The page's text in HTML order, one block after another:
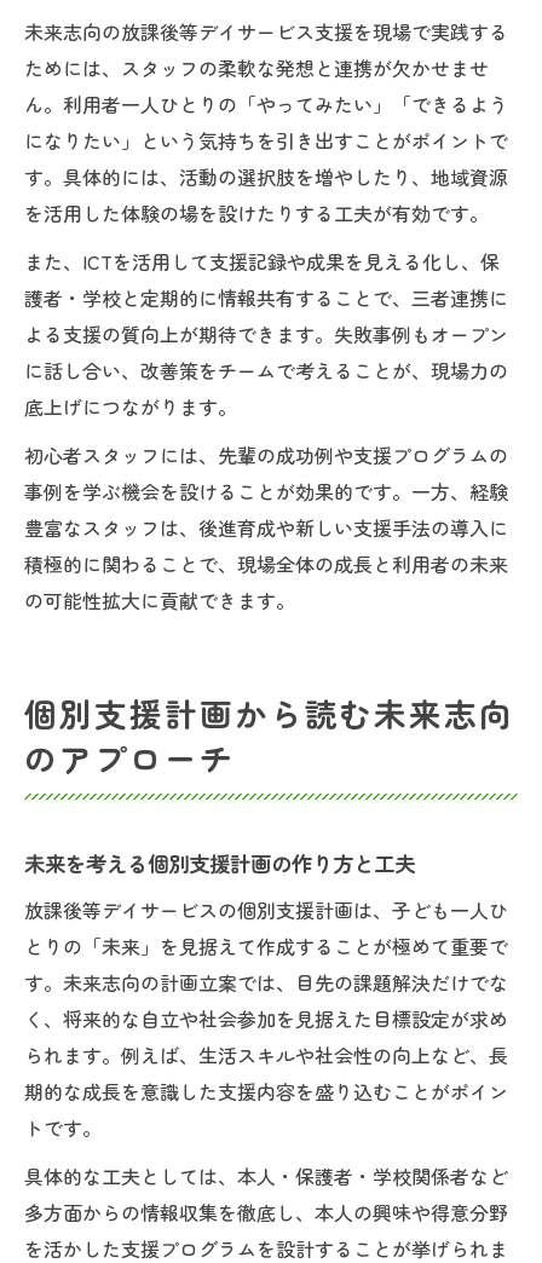
未来志向の放課後等デイサービス支援を現場で実践する
ためには、スタッフの柔軟な発想と連携が欠かせませ
ん。利用者一人ひとりの「やってみたい」「できるよう
になりたい」という気持ちを引き出すことがポイントで
す。具体的には、活動の選択肢を増やしたり、地域資源
を活用した体験の場を設けたりする工夫が有効です。
また、ICTを活用して支援記録や成果を見える化し、保
護者・学校と定期的に情報共有することで、三者連携に
よる支援の質向上が期待できます。失敗事例もオープン
に話し合い、改善策をチームで考えることが、現場力の
底上げにつながります。
初心者スタッフには、先輩の成功例や支援プログラムの
事例を学ぶ機会を設けることが効果的です。一方、経験
豊富なスタッフは、後進育成や新しい支援手法の導入に
積極的に関わることで、現場全体の成長と利用者の未来
の可能性拡大に貢献できます。
個別支援計画から読む未来志向
のアプローチ
未来を考える個別支援計画の作り方と工夫
放課後等デイサービスの個別支援計画は、子ども一人ひ
とりの「未来」を見据えて作成することが極めて重要で
す。未来志向の計画立案では、目先の課題解決だけでな
く、将来的な自立や社会参加を見据えた目標設定が求め
られます。例えば、生活スキルや社会性の向上など、長
期的な成長を意識した支援内容を盛り込むことがポイン
トです。
具体的な工夫としては、本人・保護者・学校関係者など
多方面からの情報収集を徹底し、本人の興味や得意分野
を活かした支援プログラムを設計することが挙げられま